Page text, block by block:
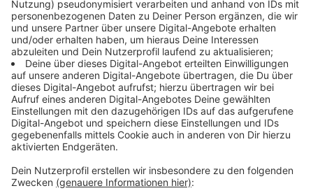
und mögliche Gefahren für Leib und Leben
nachdrücklich bekämpfen", hieß es. Der Fokus der
Kontrollen soll darauf liegen, ob die Teilnehmenden
eine Fahrerlaubnis und eine Zulassung für die getunten
Fahrzeuge hätten. Laut Polizei hatte die Szene bereits
an Ostern diesen Jahres versucht, regelmäßige
Treffen im Kreis zu etablieren. Unter anderem gab es
im Mai ein Treffen von rund 250 Menschen in Sankt
Augustin.SL
Anzeige